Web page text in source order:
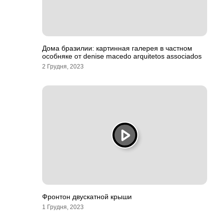
Дома бразилии: картинная галерея в частном
особняке от denise macedo arquitetos associados
2 Грудня, 2023
Фронтон двускатной крыши
1 Грудня, 2023